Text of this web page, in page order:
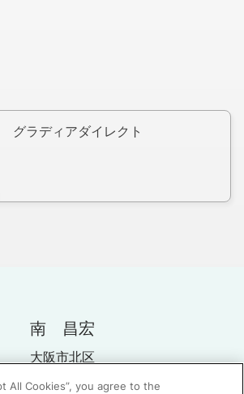
グラディアダイレクト
南 昌宏
大阪市北区
All Cookies”, you agree to the